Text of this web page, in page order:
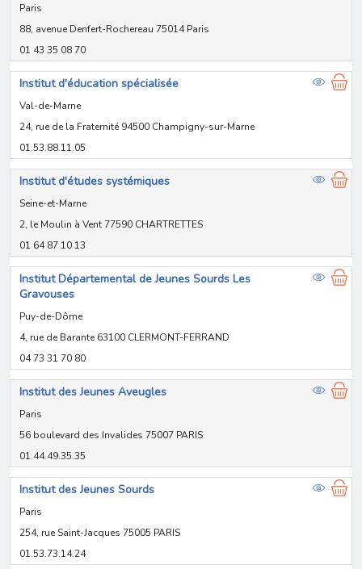
Paris
88, avenue Denfert-Rochereau 75014 Paris
01 43 35 08 70
Institut d'éducation spécialisée
Val-de-Marne
24, rue de la Fraternité 94500 Champigny-sur-Marne
01.53.88.11.05
Institut d'études systémiques
Seine-et-Marne
2, le Moulin à Vent 77590 CHARTRETTES
01 64 87 10 13
Institut Départemental de Jeunes Sourds Les
Gravouses
Puy-de-Dôme
4, rue de Barante 63100 CLERMONT-FERRAND
04 73 31 70 80
Institut des Jeunes Aveugles
Paris
56 boulevard des Invalides 75007 PARIS
01.44.49.35.35
Institut des Jeunes Sourds
Paris
254, rue Saint-Jacques 75005 PARIS
01.53.73.14.24